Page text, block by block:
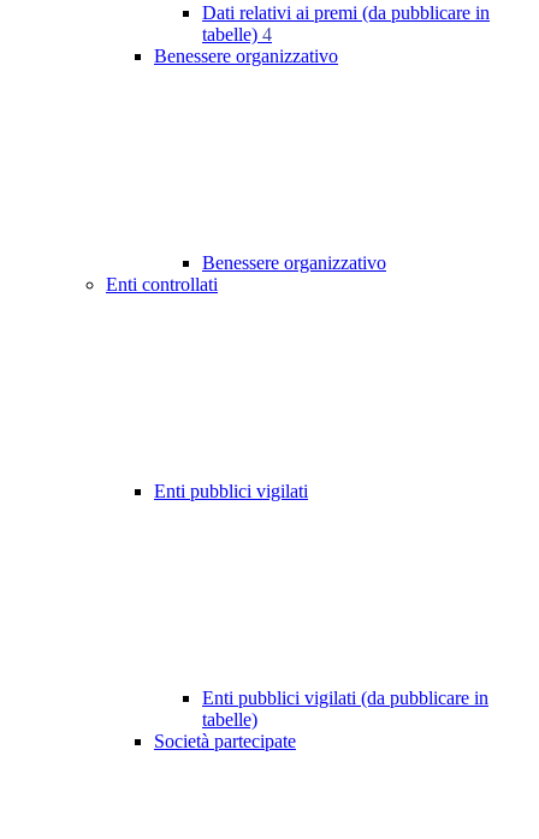
Dati relativi ai premi (da pubblicare in
tabelle) 4
Benessere organizzativo
Benessere organizzativo
Enti controllati
Enti pubblici vigilati
Enti pubblici vigilati (da pubblicare in
tabelle)
Società partecipate